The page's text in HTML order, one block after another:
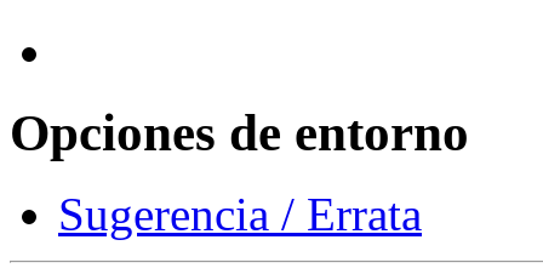
Opciones de entorno
Sugerencia / Errata